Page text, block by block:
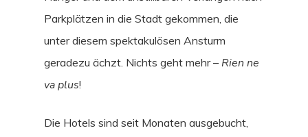
Parkplätzen in die Stadt gekommen, die
unter diesem spektakulösen Ansturm
geradezu ächzt. Nichts geht mehr – Rien ne
va plus!
Die Hotels sind seit Monaten ausgebucht,